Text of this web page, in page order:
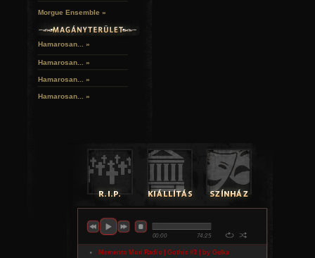
Morgue Ensemble »
Hamarosan... »
Hamarosan... »
Hamarosan... »
Hamarosan... »